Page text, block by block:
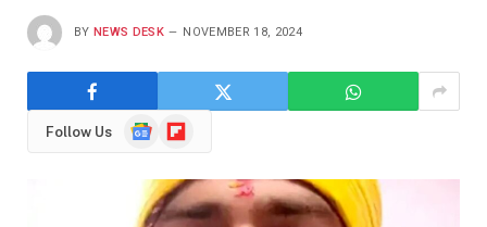
BY NEWS DESK NOVEMBER 18, 2024
Follow Us
GoogleFlipboard